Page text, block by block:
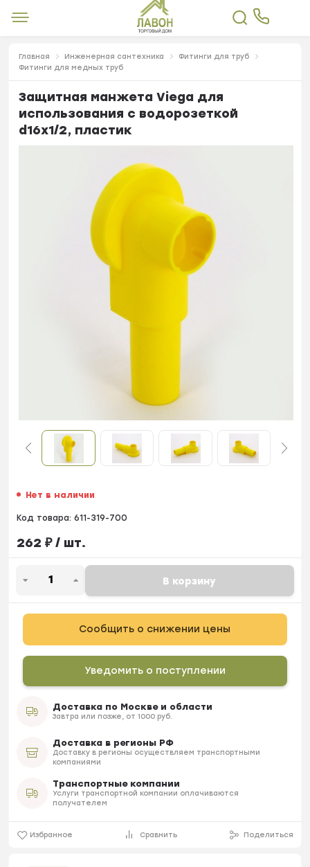
Главная Инженерная сантехника
Фитинги для труб
Фитинги для медных труб
Защитная манжета Viega для
использования с водорозеткой
d16x1/2, пластик
Нет в наличии
Код товара: 611-319-700
262 ₽/ шт.
В корзину
Сообщить о снижении цены
Уведомить о поступлении
Доставка по Москве и области
Завтра или позже, от 1000 руб.
Доставка в регионы РФ
Доставку в регионы осуществляем транспортными
компаниями
Транспортные компании
Услуги транспортной компании оплачиваются
получателем
Избранное Сравнить Поделиться